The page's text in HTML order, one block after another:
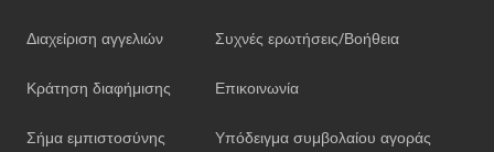
Διαχείριση αγγελιών
Κράτηση διαφήμισης
Σήμα εμπιστοσύνης
Συχνές ερωτήσεις/Βοήθεια
Επικοινωνία
Υπόδειγμα συμβολαίου αγοράς